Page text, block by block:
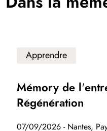
Apprendre
Mémory de
Régénération
07/09/2026 - Nantes,